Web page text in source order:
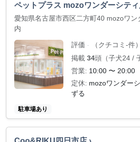
ペットプラス mozoワンダーシティ
愛知県名古屋市西区二方町40 mozoワン
内
評価 -
（クチコミ-件）
掲載 34頭（子犬24 /
営業: 10:00 〜 20:00
定休: mozoワンダー
ずる
駐車場あり